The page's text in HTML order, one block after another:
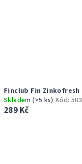
Finclub Fin
Skladem(>5 ks) Kód:
289 Kč